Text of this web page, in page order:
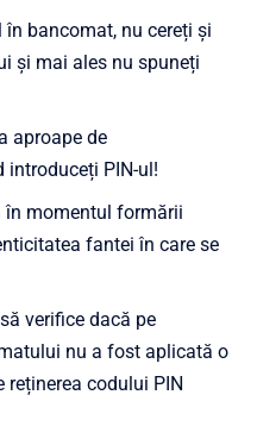
bancomat, nu cereți și
și mai ales nu spuneți
aproape de
PIN-ul!
momentul formării
fantei în care se
verifice dacă pe
nu a fost aplicată o
codului PIN